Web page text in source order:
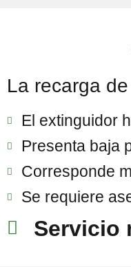
La recarga
El extinguidor
Presenta baja
Corresponde
Se requiere
Servicio